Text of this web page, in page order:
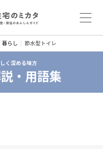
暮らし 節水型トイレ
く深める味方
・用語集